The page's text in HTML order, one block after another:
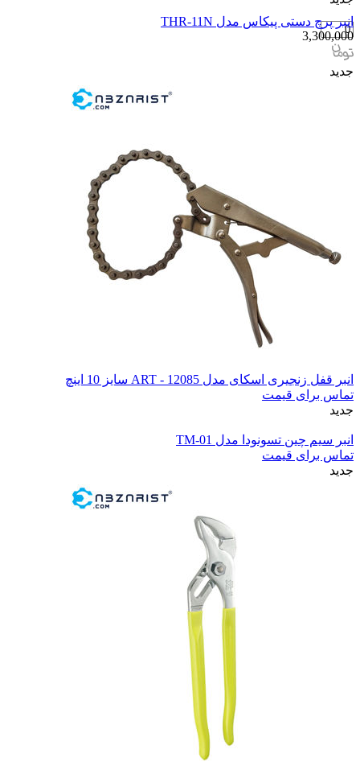
انبر پرچ دستی پیکاس مدل THR-11N
3,300,000
جدید
انبر قفل زنجیری اسکای مدل ART - 12085 سایز 10 اینچ
تماس برای قیمت
جدید
انبر سیم چین تسونودا مدل TM-01
تماس برای قیمت
جدید